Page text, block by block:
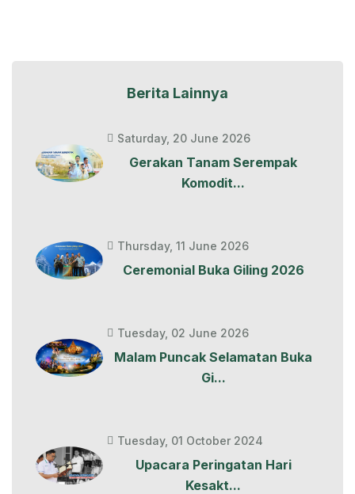
Berita Lainnya
Saturday, 20 June 2026
Gerakan Tanam Serempak
Komodit...
Thursday, 11 June 2026
Ceremonial Buka Giling 2026
Tuesday, 02 June 2026
Malam Puncak Selamatan Buka
Gi...
Tuesday, 01 October 2024
Upacara Peringatan Hari
Kesakt...